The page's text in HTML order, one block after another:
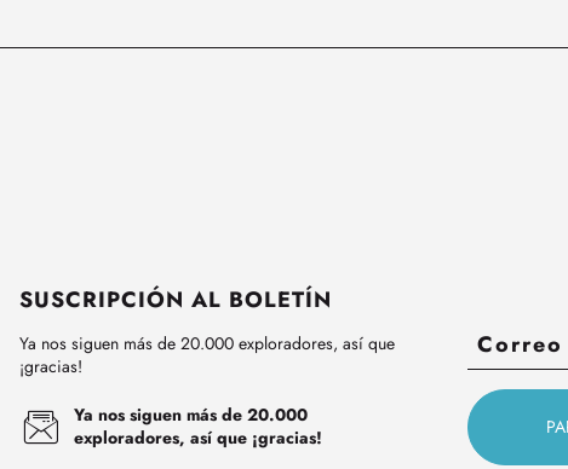
SUSCRIPCIÓN AL BOLETÍN
Ya nos siguen más de 20.000 exploradores, así que
¡gracias!
Ya nos siguen más de 20.000
exploradores, así que ¡gracias!